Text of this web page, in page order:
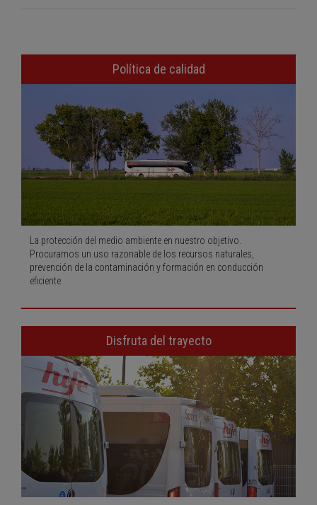
Política de calidad
La protección del medio ambiente en nuestro objetivo.
Procuramos un uso razonable de los recursos naturales,
prevención de la contaminación y formación en conducción
eficiente.
Disfruta del trayecto